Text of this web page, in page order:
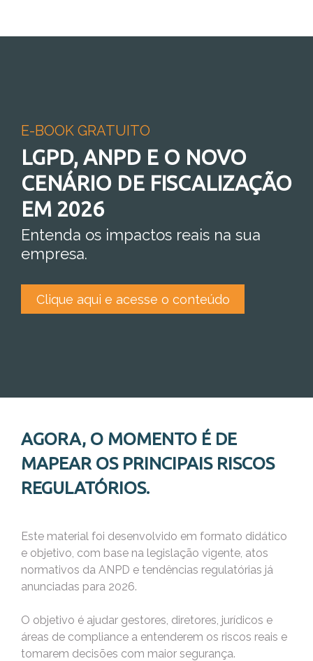
E-BOOK GRATUITO
LGPD, ANPD E O NOVO
CENÁRIO DE FISCALIZAÇÃO
EM 2026
Entenda os impactos reais na sua
empresa.
Clique aqui e acesse o conteúdo
AGORA, O MOMENTO É DE
MAPEAR OS PRINCIPAIS RISCOS
REGULATÓRIOS.
Este material foi desenvolvido em formato didático
e objetivo, com base na legislação vigente, atos
normativos da ANPD e tendências regulatórias já
anunciadas para 2026.
O objetivo é ajudar gestores, diretores, jurídicos e
áreas de compliance a entenderem os riscos reais e
tomarem decisões com maior segurança.